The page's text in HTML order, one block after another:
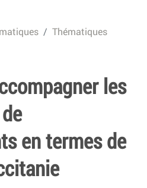
Thématiques
les
en termes de